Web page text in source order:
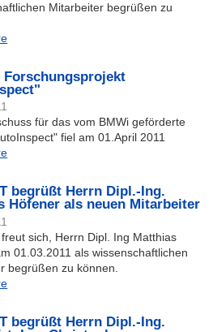
Mitarbeiter begrüßen zu
für das vom BMWi geförderte
fiel am 01.April 2011
begrüßt Herrn Dipl.-Ing.
Höfener als neuen Mitarbeiter
sich, Herrn Dipl. Ing Matthias
01.03.2011 als wissenschaftlichen
begrüßen zu können.
begrüßt Herrn Dipl.-Ing.